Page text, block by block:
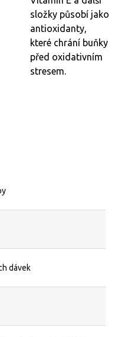
složky působí jako
antioxidanty,
které chrání buňky
před oxidativním
stresem.
dávek